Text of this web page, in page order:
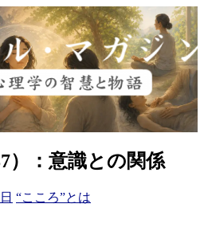
）：意識との関係
“こころ”とは